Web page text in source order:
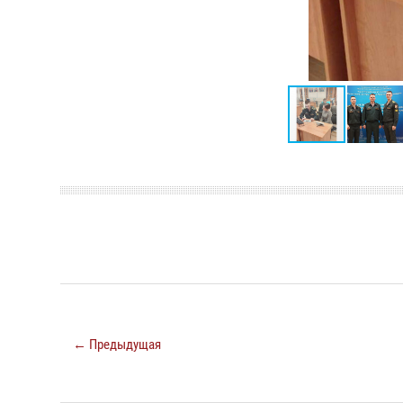
← Предыдущая